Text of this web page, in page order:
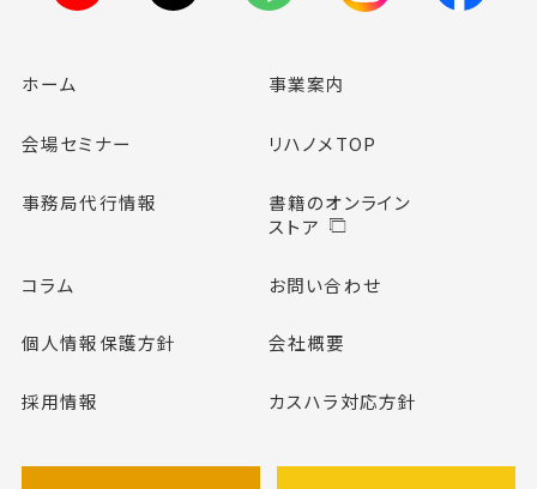
ホーム 事業案内
会場セミナー リハノメTOP
事務局代行情報
書籍のオンライン
ストア
コラム お問い合わせ
個人情報保護方針 会社概要
採用情報 カスハラ対応方針